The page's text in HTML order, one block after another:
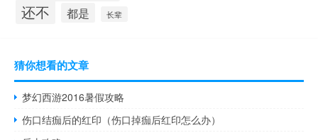
还不 都是 长辈
猜你想看的文章
梦幻西游2016暑假攻略
伤口结痂后的红印（伤口掉痂后红印怎么办）